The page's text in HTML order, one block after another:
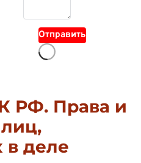
Отправить
РФ. Права и
в деле